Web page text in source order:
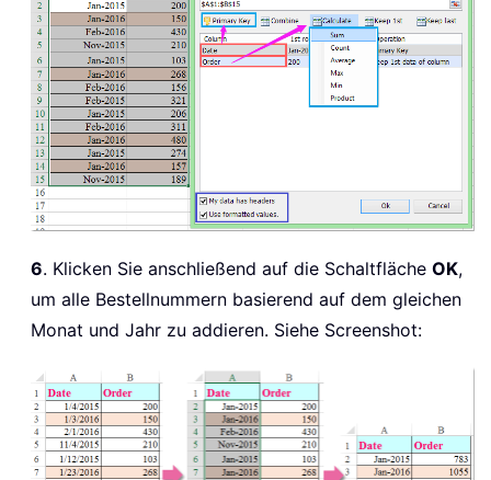
6. Klicken Sie anschließend auf die Schaltfläche OK,
um alle Bestellnummern basierend auf dem gleichen
Monat und Jahr zu addieren. Siehe Screenshot: